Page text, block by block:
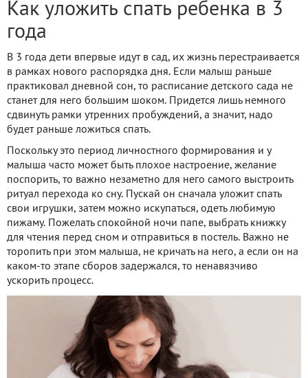
Как уложить спать ребенка в 3
года
В 3 года дети впервые идут в сад, их жизнь перестраивается
в рамках нового распорядка дня. Если малыш раньше
практиковал дневной сон, то расписание детского сада не
станет для него большим шоком. Придется лишь немного
сдвинуть рамки утренних пробуждений, а значит, надо
будет раньше ложиться спать.
Поскольку это период личностного формирования и у
малыша часто может быть плохое настроение, желание
поспорить, то важно незаметно для него самого выстроить
ритуал перехода ко сну. Пускай он сначала уложит спать
свои игрушки, затем можно искупаться, одеть любимую
пижаму. Пожелать спокойной ночи папе, выбрать книжку
для чтения перед сном и отправиться в постель. Важно не
торопить при этом малыша, не кричать на него, а если он на
каком-то этапе сборов задержался, то ненавязчиво
ускорить процесс.